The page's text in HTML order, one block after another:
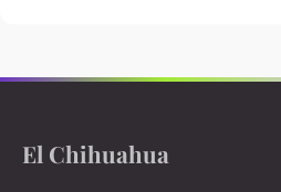
El Chihuahua